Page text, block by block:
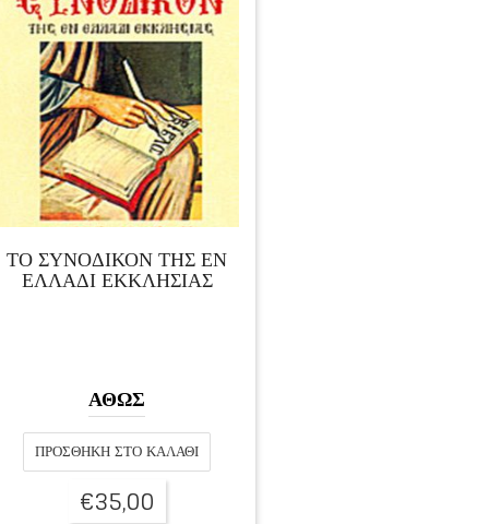
ΤΟ ΣΥΝΟΔΙΚΟΝ ΤΗΣ ΕΝ
ΕΛΛΑΔΙ ΕΚΚΛΗΣΙΑΣ
ΑΘΩΣ
ΠΡΟΣΘΉΚΗ ΣΤΟ ΚΑΛΆΘΙ
€35,00